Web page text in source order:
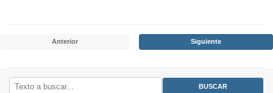
Anterior Siguiente